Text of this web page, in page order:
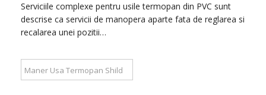
Serviciile complexe pentru usile termopan din PVC sunt
descrise ca servicii de manopera aparte fata de reglarea si
recalarea unei pozitii…
Maner Usa Termopan Shild